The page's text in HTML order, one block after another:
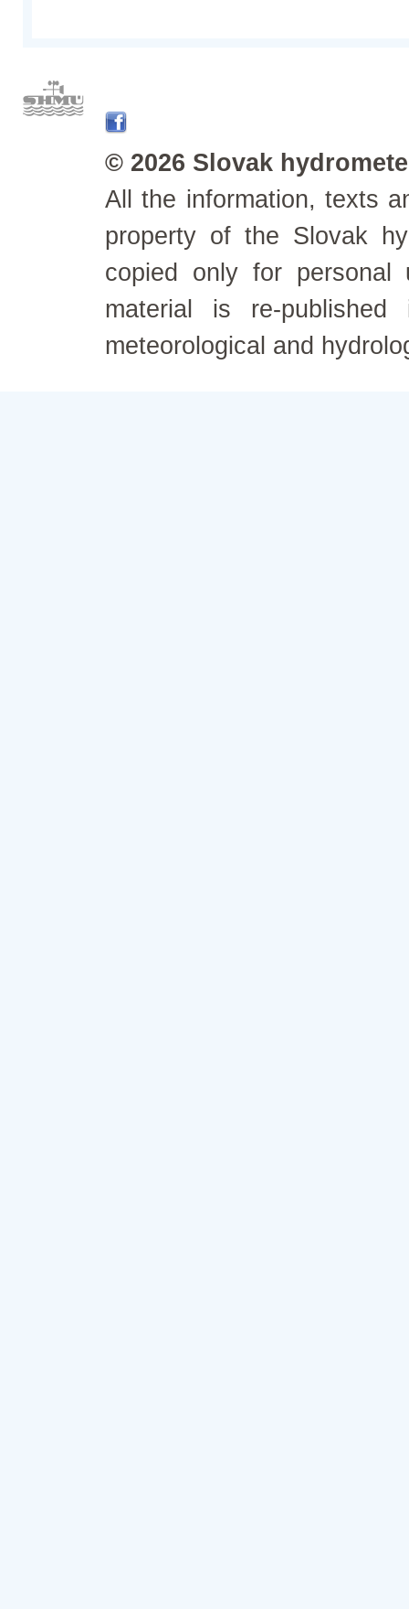
© 2026 Slovak
All the information, texts
property of the Slovak
copied only for personal
material is re-
meteorological and